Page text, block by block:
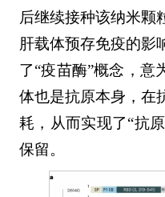
后继续接种该纳米颗
肝载体预存免疫的影
了“疫苗酶”概念，意
体也是抗原本身，在
耗，从而实现了“抗
保留。